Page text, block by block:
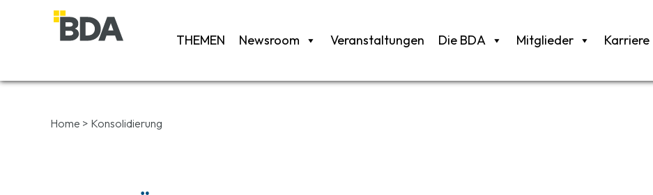
THEMEN Newsroom Veranstaltungen Die BDA Mitglieder Karriere
Home > Konsolidierung